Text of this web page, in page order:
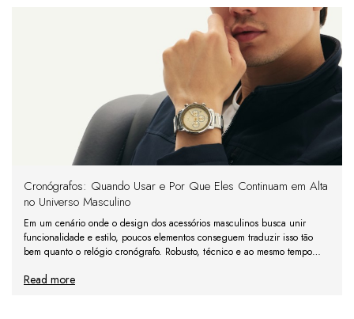
Cronógrafos: Quando Usar e Por Que Eles Continuam em Alta
no Universo Masculino
Em um cenário onde o design dos acessórios masculinos busca unir
funcionalidade e estilo, poucos elementos conseguem traduzir isso tão
bem quanto o relógio cronógrafo. Robusto, técnico e ao mesmo tempo
Read more